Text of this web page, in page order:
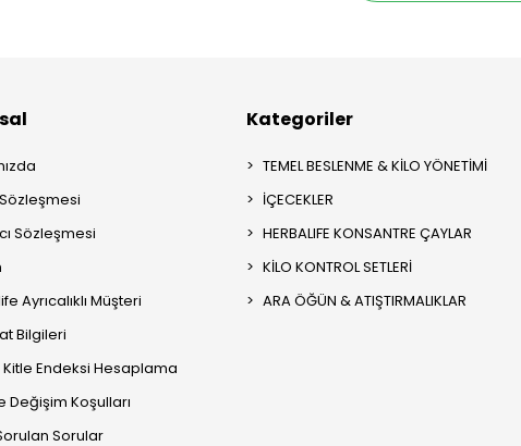
Sözleşmesi
Ayrıcalıklı Müşteri
Bilgileri
Endeksi Hesaplama
Değişim Koşulları
Sorular
Kategoriler
TEMEL BESLENME & KİLO YÖNETİMİ
İÇECEKLER
HERBALIFE KONSANTRE ÇAYLAR
KİLO KONTROL SETLERİ
ARA ÖĞÜN & ATIŞTIRMALIKLAR